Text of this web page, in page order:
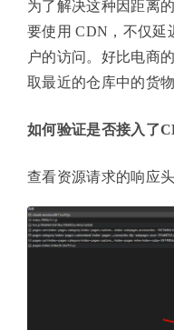
为了解决这种因距离
要使用 CDN，不仅延
户的访问。好比电商
取最近的仓库中的货物
如何验证是否接入了
查看资源请求的响应